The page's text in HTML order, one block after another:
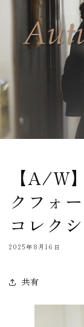
【A/W
クフォ
コレク
2025年8月16日
共有